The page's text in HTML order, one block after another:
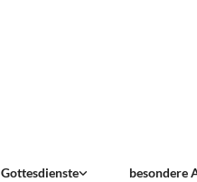
Gottesdienste besondere